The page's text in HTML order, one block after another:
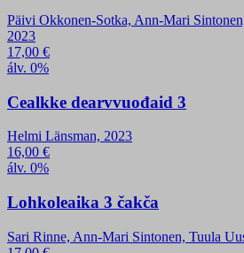
Päivi Okkonen-Sotka, Ann-Mari
2023
17,00 €
álv. 0%
Cealkke dearvvuođaid 3
Helmi Länsman, 2023
16,00 €
álv. 0%
Lohkoleaika 3 čakča
Sari Rinne, Ann-Mari Sintonen, Tuula